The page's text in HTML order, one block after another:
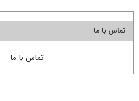
تماس با ما
تماس با ما